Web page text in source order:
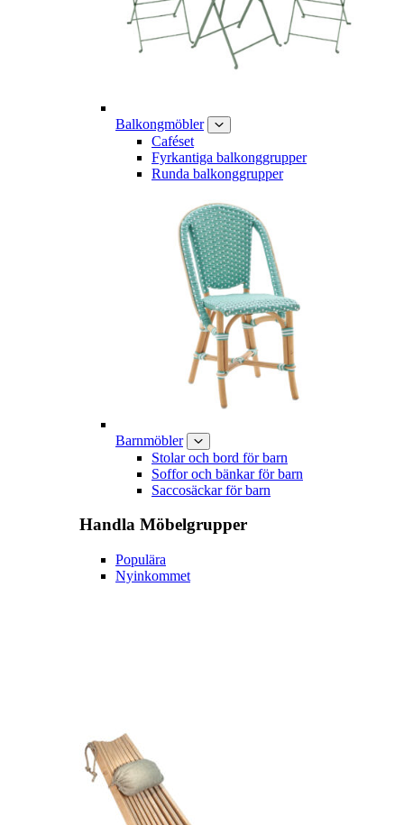
Balkongmöbler
Caféset
Fyrkantiga balkonggrupper
Runda balkonggrupper
Barnmöbler
Stolar och bord för barn
Soffor och bänkar för barn
Saccosäckar för barn
Handla Möbelgrupper
Populära
Nyinkommet